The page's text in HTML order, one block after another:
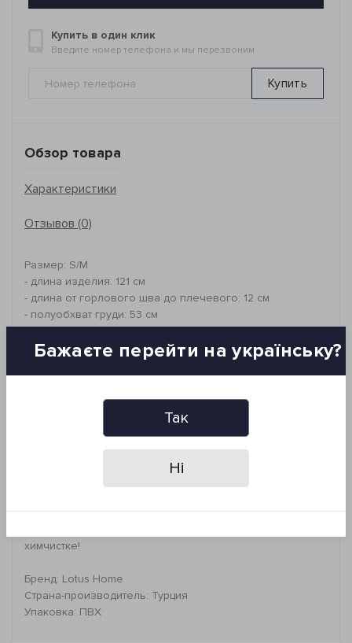
Купить в один клик
Введите номер телефона и мы перезвоним
Купить
Обзор товара
Характеристики
Отзывов (0)
Размер: S/M
- длина изделия: 121 см
- длина от горлового шва до плечевого: 12 см
- полуобхват груди: 53 см
- полуобхват бедер: 53 см
- длина рукава от плеча: 64 см
Фасон: прямой крой
Состав: 65% лен, 35% хлопок
Рекомендации по уходу:
- машинная стирка при 40°C
химчистке!
Бренд: Lotus Home
Страна-производитель: Турция
Упаковка: ПВХ
Бажаєте перейти на українську?
Так
Ні